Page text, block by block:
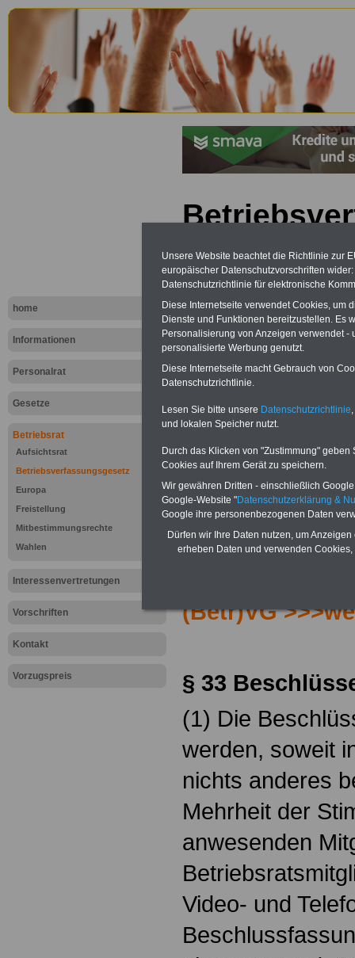
home
Informationen
Personalrat
Gesetze
Betriebsrat
Aufsichtsrat
Betriebsverfassungsgesetz
Europa
Freistellung
Mitbestimmungsrechte
Wahlen
Interessenvertretungen
Vorschriften
Kontakt
Vorzugspreis
(BetrVG):
des
Zur Übersicht
(Betr)VG
§ 33
(1) Die
werden, soweit
nichts anderes
Mehrheit der
anwesenden
Video- und
Unsere Website beachtet die Richtlinie zur
europäischer Datenschutzvorschriften
Datenschutzrichtlinie für elektronische
Diese Internetseite verwendet Cookies, um
Dienste und Funktionen bereitzustellen. Es
Personalisierung von Anzeigen verwendet
personalisierte Werbung genutzt.
Diese Internetseite macht Gebrauch von
Datenschutzrichtlinie.
Lesen Sie bitte unsere Datenschutzrichtlinie
und lokalen Speicher nutzt.
Durch das Klicken von "Zustimmung"
Cookies auf Ihrem Gerät zu speichern.
Wir gewähren Dritten - einschließlich
Google-Website "Datenschutzerklärung &
Google ihre personenbezogenen Daten
Dürfen wir Ihre Daten nutzen, um
erheben Daten und verwenden